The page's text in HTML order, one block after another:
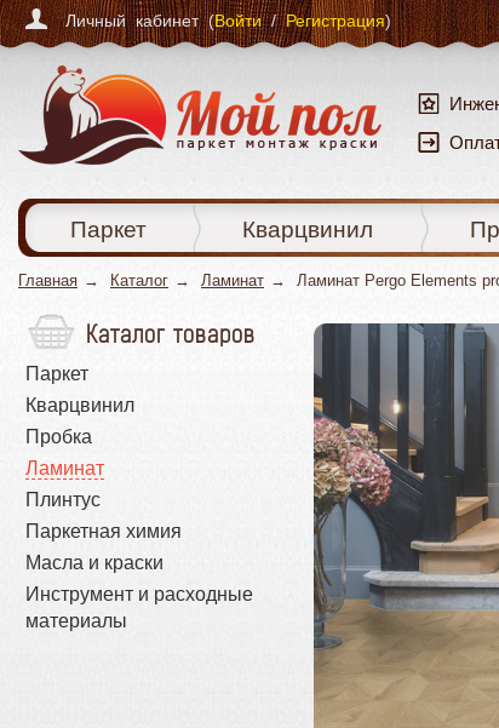
Личный кабинет (Войти/Регистрация)
Паркет Кварцвинил
Главная Каталог Ламинат Ламинат Pergo Elements
Каталог товаров
Паркет
Кварцвинил
Пробка
Ламинат
Плинтус
Паркетная химия
Масла и краски
Инструмент и расходные
материалы